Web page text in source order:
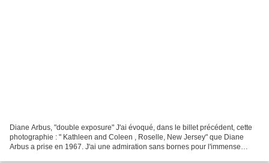
Diane Arbus, "double exposure" J'ai évoqué, dans le billet précédent, cette
photographie : " Kathleen and Coleen , Roselle, New Jersey" que Diane
Arbus a prise en 1967. J'ai une admiration sans bornes pour l'immense